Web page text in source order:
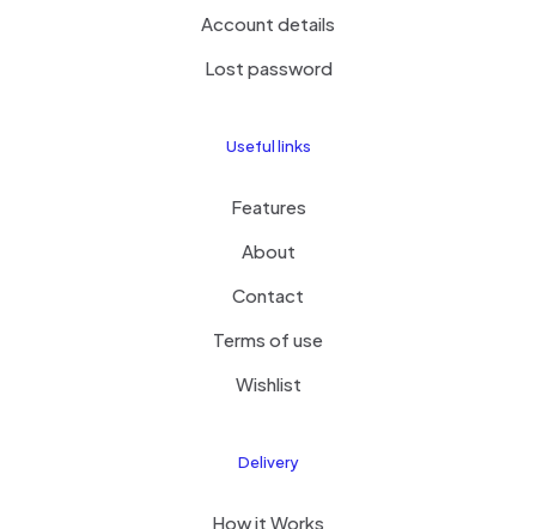
Account details
Lost password
Useful links
Features
About
Contact
Terms of use
Wishlist
Delivery
How it Works